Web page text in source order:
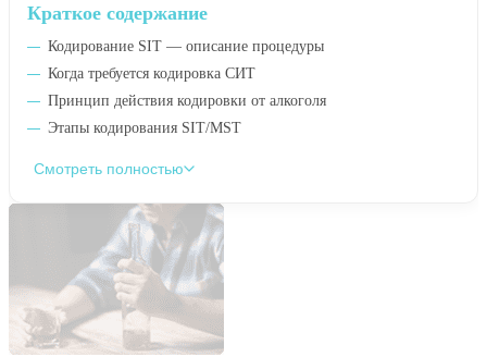
Краткое содержание
Кодирование SIT — описание процедуры
Когда требуется кодировка СИТ
Принцип действия кодировки от алкоголя
Этапы кодирования SIT/MST
Смотреть полностью